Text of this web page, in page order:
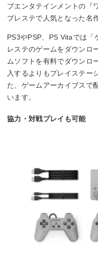
ブエンタテインメントの『
プレステで人気となった名
PS3やPSP、PS Vitaでは
レステのゲームをダウンロ
ムソフトを有料でダウンロ
入するよりもプレイステー
た、ゲームアーカイブスで
います。
協力・対戦プレイも可能